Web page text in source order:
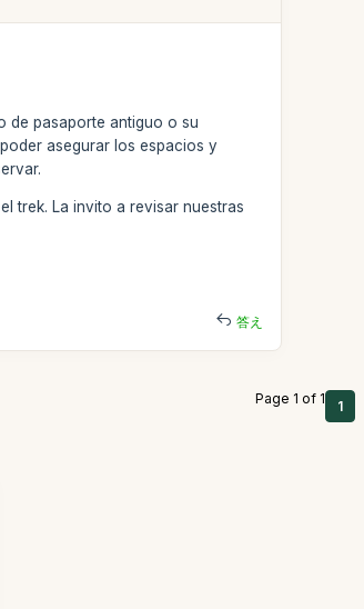
de pasaporte antiguo o su
asegurar los espacios y
trek. La invito a revisar nuestras
答え
Page 1 of 1 1